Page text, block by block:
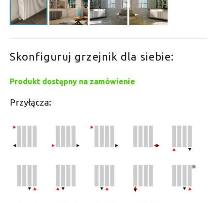
Skonfiguruj grzejnik dla siebie:
Produkt dostępny na zamówienie
Przyłącza: